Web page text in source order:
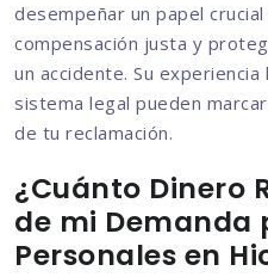
desempeñar un papel
compensación justa y
un accidente. Su
sistema legal pueden
de tu reclamación.
¿Cuánto Dinero
de mi Demanda
Personales en